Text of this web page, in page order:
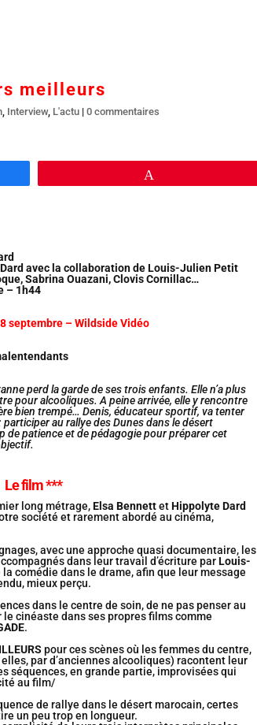
meilleurs
, Interview, L'actu| 0 commentaires
avec la collaboration de Louis-Julien Petit
Sabrina Ouazani, Clovis Cornillac…
– 1h44
septembre – Wildside Vidéo
perd la garde de ses trois enfants. Elle n’a plus
pour alcooliques. A peine arrivée, elle y rencontre
bien trempé… Denis, éducateur sportif, va tenter
au rallye des Dunes dans le désert
de patience et de pédagogie pour préparer cet
Le film ***
long métrage,Elsa BennettetHippolyte Dard
société et rarement abordé au cinéma,
avec une approche quasi documentaire, les
dans leur travail d’écriture parLouis-
comédie dans le drame, afin que leur message
mieux perçu.
dans le centre de soin, de ne pas penser au
cinéaste dans ses propres films comme
.
pour ces scènes où les femmes du centre,
par d’anciennes alcooliques) racontent leur
séquences, en grande partie, improvisées qui
au film/
de rallye dans le désert marocain, certes
un peu trop en longueur.